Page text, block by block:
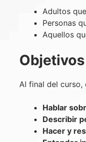
Adultos
Personas
Aquellos
Al final del curso,
Hablar
Describir
Hacer y